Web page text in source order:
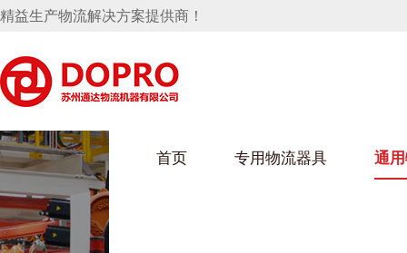
精益生产物流解决方案提供商！
首页 专用物流器具
葫芦娃下载最污架
通
桶水箱支架